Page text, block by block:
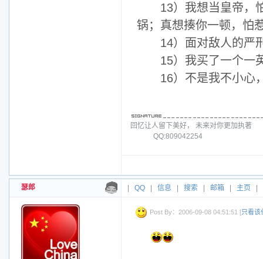
13）我想当皇帝，怕
锅；真想揍你一顿，怕
14）面对敌人的严刑
15）我买了一个一英
16）不是我不小心
回忆让人留下美好， 未来对你更加执著
QQ:809042254
瑟郎 QQ 信息 搜索 邮箱 主页
Post By：2006-09-08 04:51:51 [只看该